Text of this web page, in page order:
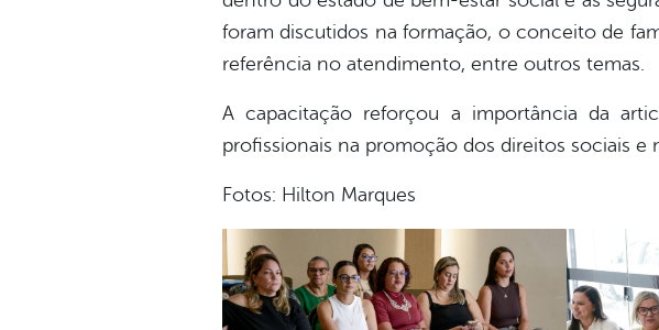
foram discutidos na formação, o conceito de
referência no atendimento, entre outros temas.
A capacitação reforçou a importância da
profissionais na promoção dos direitos sociais e
Fotos: Hilton Marques